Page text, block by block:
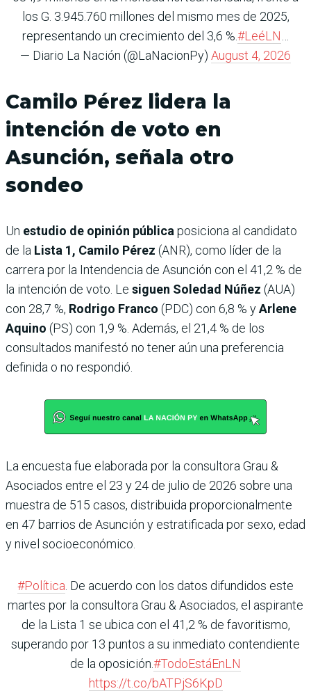
los G. 3.945.760 millones del mismo mes de 2025,
representando un crecimiento del 3,6 %.#LeéLN
— Diario La Nación (@LaNacionPy) August 4, 2026
Camilo Pérez lidera la
intención de voto en
Asunción, señala otro
sondeo
Un estudio de opinión pública posiciona al candidato
de la Lista 1, Camilo Pérez (ANR), como líder de la
carrera por la Intendencia de Asunción con el 41,2 % de
la intención de voto. Le siguen Soledad Núñez (AUA)
con 28,7 %, Rodrigo Franco (PDC) con 6,8 % yArlene
Aquino (PS) con 1,9 %. Además, el 21,4 % de los
consultados manifestó no tener aún una preferencia
definida o no respondió.
La encuesta fue elaborada por la consultora Grau &
Asociados entre el 23 y 24 de julio de 2026 sobre una
muestra de 515 casos, distribuida proporcionalmente
en 47 barrios de Asunción y estratificada por sexo, edad
y nivel socioeconómico.
#Política . De acuerdo con los datos difundidos este
martes por la consultora Grau & Asociados, el aspirante
de la Lista 1 se ubica con el 41,2 % de favoritismo,
superando por 13 puntos a su inmediato contendiente
de la oposición.#TodoEstáEnLN
https://t.co/bATPjS6KpD